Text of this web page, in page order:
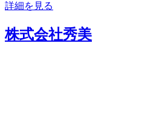
詳細を見る
株式会社秀美